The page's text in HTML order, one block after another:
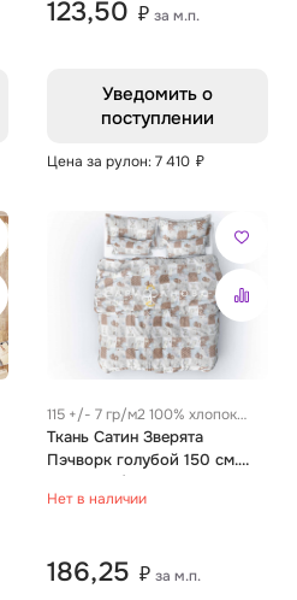
123,50 ₽ за м.п.
Уведомить о
поступлении
Цена за рулон: 7 410 ₽
115 +/- 7 гр/м2 100% хлопок
0.26 м
Ткань Сатин Зверята
Пэчворк голубой 150 см.
рис. 7297/3
Нет в наличии
186,25 ₽ за м.п.